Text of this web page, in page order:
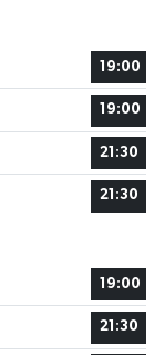
19:00
19:00
21:30
21:30
19:00
21:30